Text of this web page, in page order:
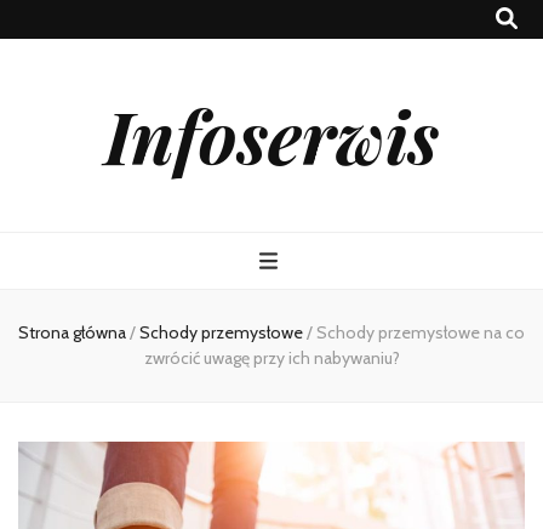
Infoserwis
Strona główna/Schody przemysłowe/ Schody przemysłowe na co
zwrócić uwagę przy ich nabywaniu?